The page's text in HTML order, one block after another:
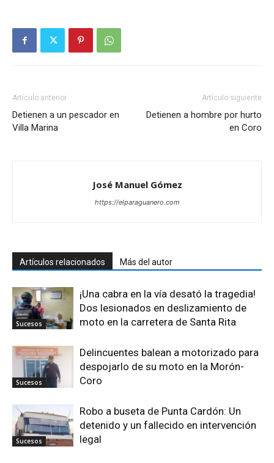
Artículo anterior
Detienen a un pescador en
Villa Marina
Artículo siguiente
Detienen a hombre por hurto
en Coro
José Manuel Gómez
https://elparaguanero.com
Artículos relacionados Más del autor
Sucesos
¡Una cabra en la vía desató la tragedia!
Dos lesionados en deslizamiento de
moto en la carretera de Santa Rita
Sucesos
Delincuentes balean a motorizado para
despojarlo de su moto en la Morón-
Coro
Sucesos
Robo a buseta de Punta Cardón: Un
detenido y un fallecido en intervención
legal